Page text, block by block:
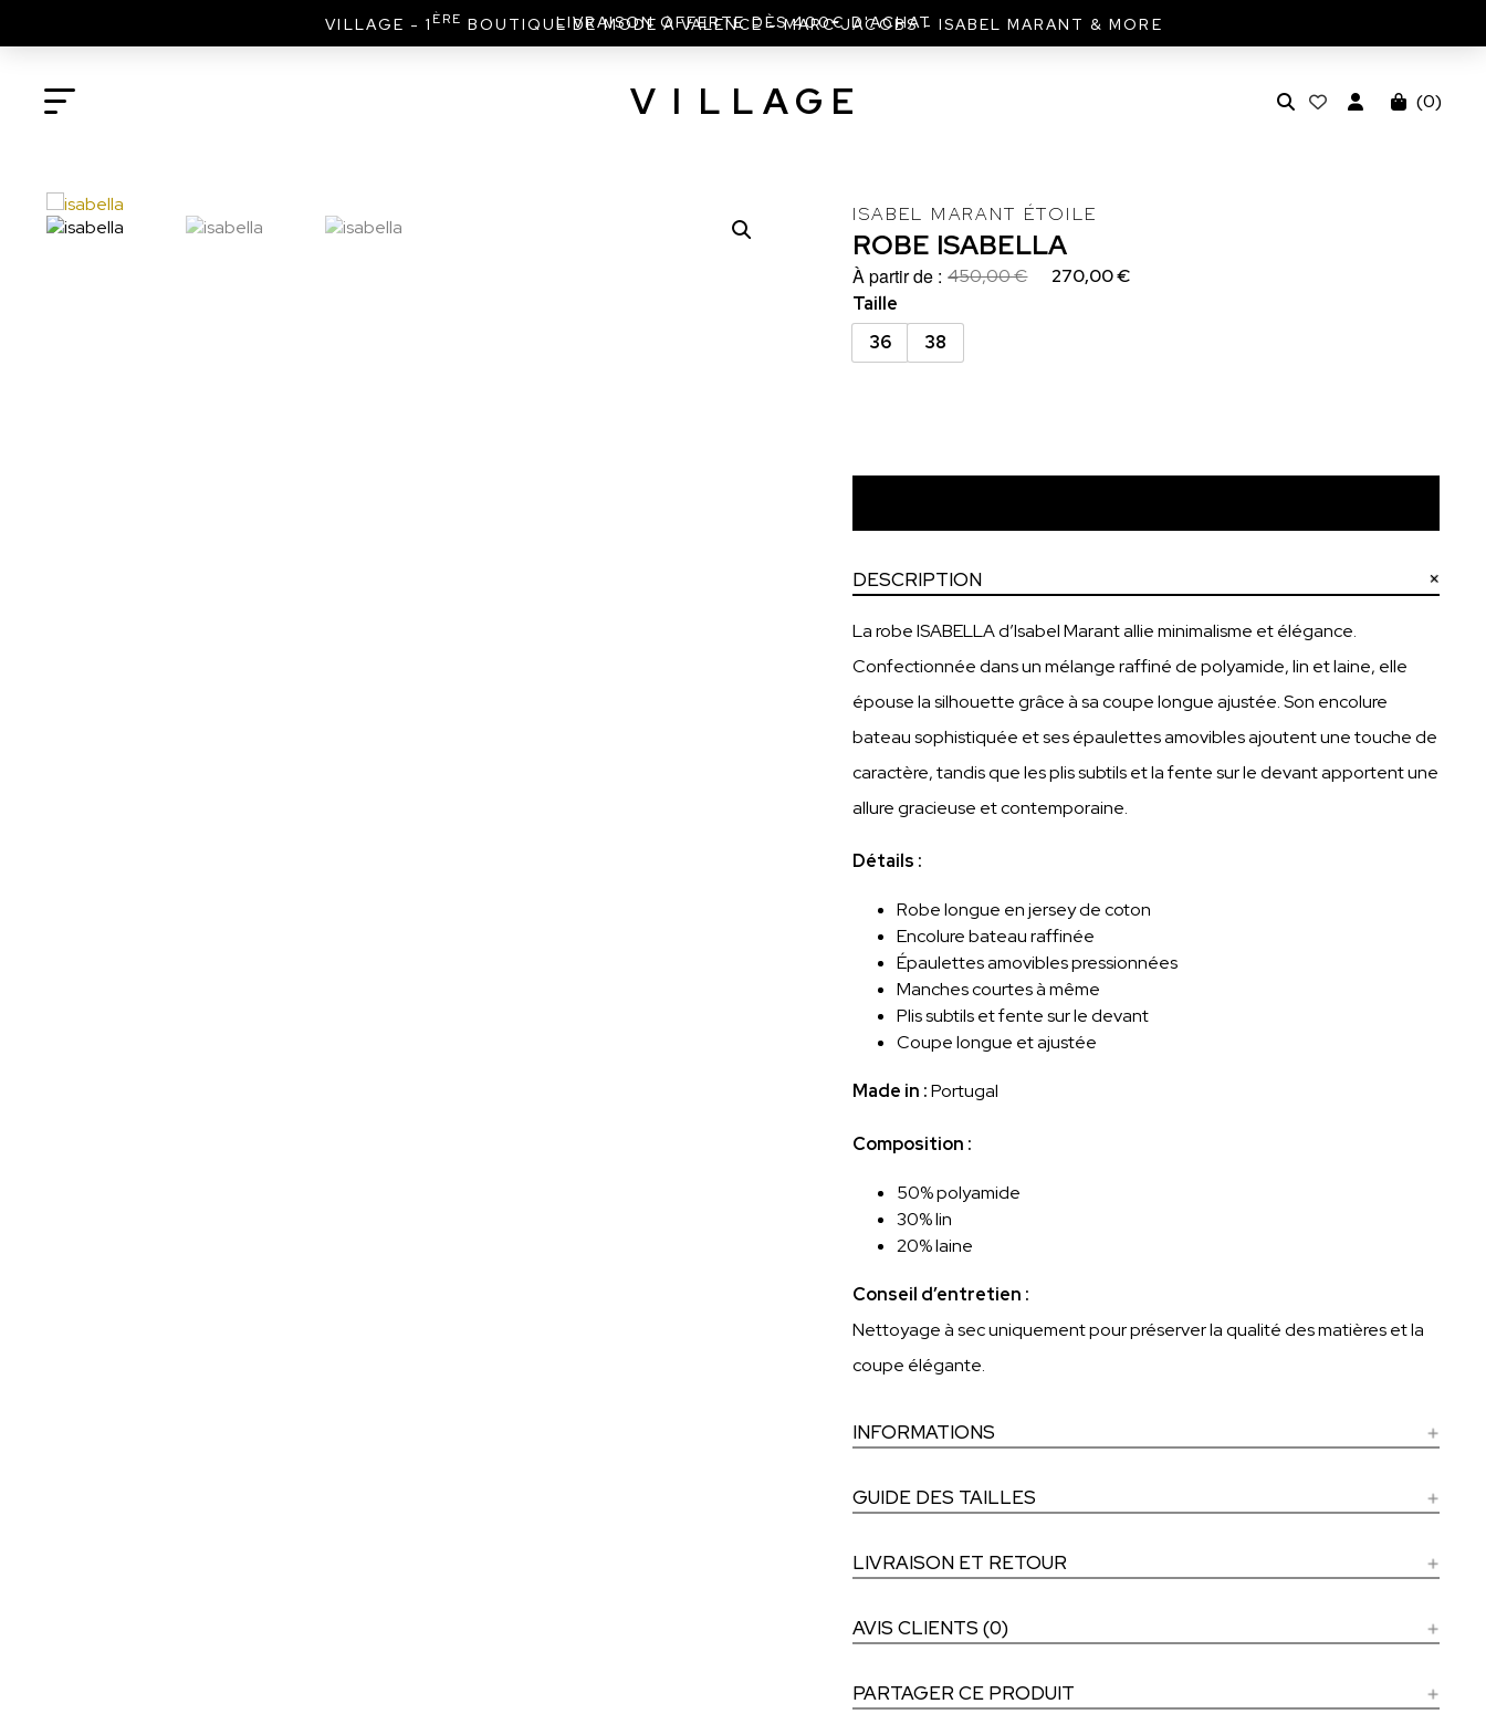
VILLAGE - 1 ÈRE BOUTIQUE DE MODE À VALENCE - MARC JACOBS - ISABEL MARANT & MORE
V I L L AG E (0)
ISABEL MARANT ÉTOILE
ROBE ISABELLA
À partir de : 450,00 €
270,00 €
Taille
36
38
DESCRIPTION
La robe ISABELLA d’Isabel Marant allie minimalisme et élégance.
Confectionnée dans un mélange raffiné de polyamide, lin et laine, elle
épouse la silhouette grâce à sa coupe longue ajustée. Son encolure
bateau sophistiquée et ses épaulettes amovibles ajoutent une touche de
caractère, tandis que les plis subtils et la fente sur le devant apportent une
allure gracieuse et contemporaine.
Détails :
Robe longue en jersey de coton
Encolure bateau raffinée
Épaulettes amovibles pressionnées
Manches courtes à même
Plis subtils et fente sur le devant
Coupe longue et ajustée
Made in :Portugal
Composition :
50% polyamide
30% lin
20% laine
Conseil d’entretien :
Nettoyage à sec uniquement pour préserver la qualité des matières et la
coupe élégante.
INFORMATIONS
GUIDE DES TAILLES
LIVRAISON ET RETOUR
AVIS CLIENTS (0)
PARTAGER CE PRODUIT